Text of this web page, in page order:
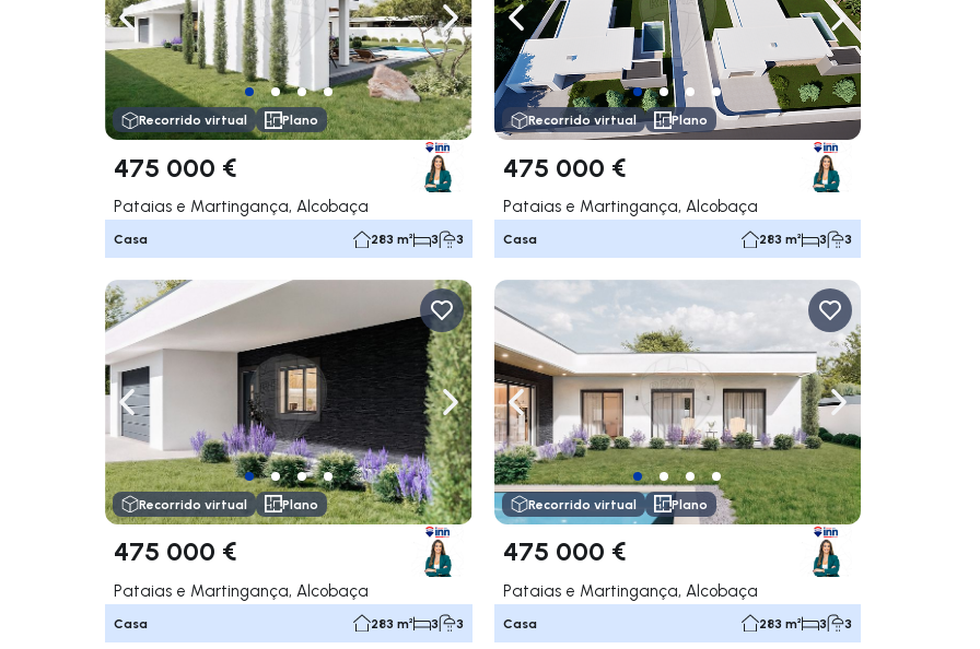
Navega a la izquierda Navegar a la derecha
Recorrido virtual Plano
475 000 €
Pataias e Martingança, Alcobaça
Casa 283 m² 3 3
Navega a la izquierda Navegar a la
Recorrido virtual Plano
475 000 €
Pataias e Martingança, Alcobaça
Casa 283 m² 3 3
Navega a la izquierda Navegar a la derecha
Recorrido virtual Plano
475 000 €
Pataias e Martingança, Alcobaça
Casa 283 m² 3 3
Navega a la izquierda Navegar a la
Recorrido virtual Plano
475 000 €
Pataias e Martingança, Alcobaça
Casa 283 m² 3 3